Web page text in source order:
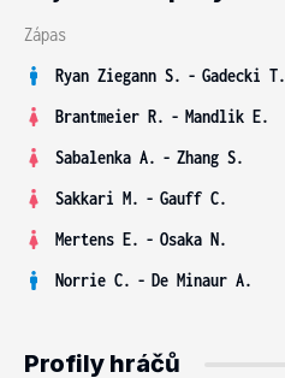
Zápas
Ryan Ziegann S. - Gadecki T.
Brantmeier R. - Mandlik E.
Sabalenka A. - Zhang S.
Sakkari M. - Gauff C.
Mertens E. - Osaka N.
Norrie C. - De Minaur A.
Profily hráčů